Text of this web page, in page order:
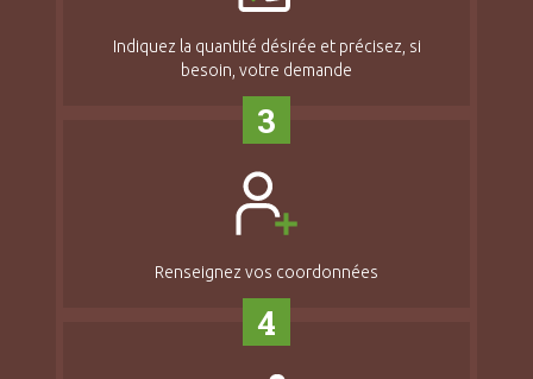
Indiquez la quantité désirée et précisez, si
besoin, votre demande
3
Renseignez vos coordonnées
4